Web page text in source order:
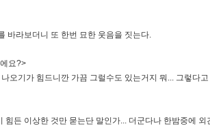
바라보더니 또 한번 묘한 웃음을 짓는다.
요?>
오기가 힘드니깐 가끔 그럴수도 있는거지 뭐... 그렇다
든 이상한 것만 묻는단 말인가... 더군다나 한밤중에